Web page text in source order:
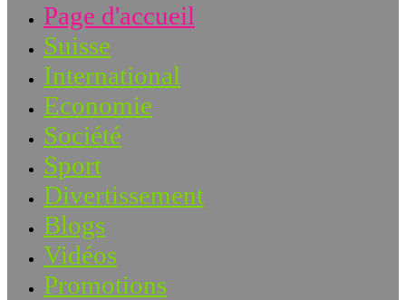
Page d'accueil
Suisse
International
Economie
Société
Sport
Divertissement
Blogs
Vidéos
Promotions